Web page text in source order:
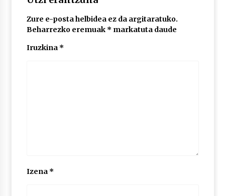
POTTO: San Pedro jaietako bertso-saioa
Zure e-posta helbidea ez da argitaratuko.
Beharrezko eremuak * markatuta daude
Iruzkina *
Izena *